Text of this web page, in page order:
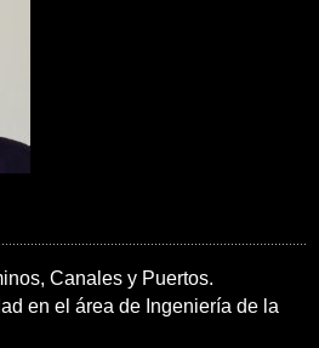
Canales y Puertos.
en el área de Ingeniería de la